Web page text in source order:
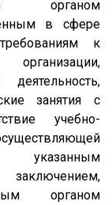
органом
в сфере
к
занятия с
учебно-
указанным
органом